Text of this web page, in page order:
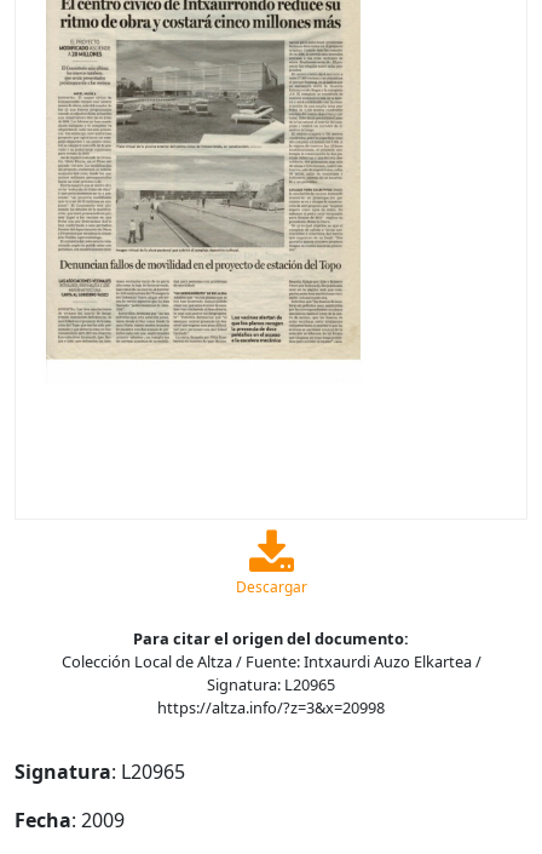
Descargar
Para citar el origen del documento:
Colección Local de Altza / Fuente: Intxaurdi Auzo Elkartea /
Signatura: L20965
https://altza.info/?z=3&x=20998
Signatura: L20965
Fecha: 2009